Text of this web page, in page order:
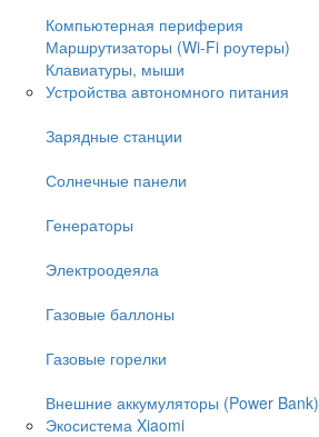
Компьютерная периферия
Маршрутизаторы (Wi-Fi роутеры)
Клавиатуры, мыши
Устройства автономного питания
Зарядные станции
Солнечные панели
Генераторы
Электроодеяла
Газовые баллоны
Газовые горелки
Внешние аккумуляторы (Power Bank)
Экосистема Xiaomi